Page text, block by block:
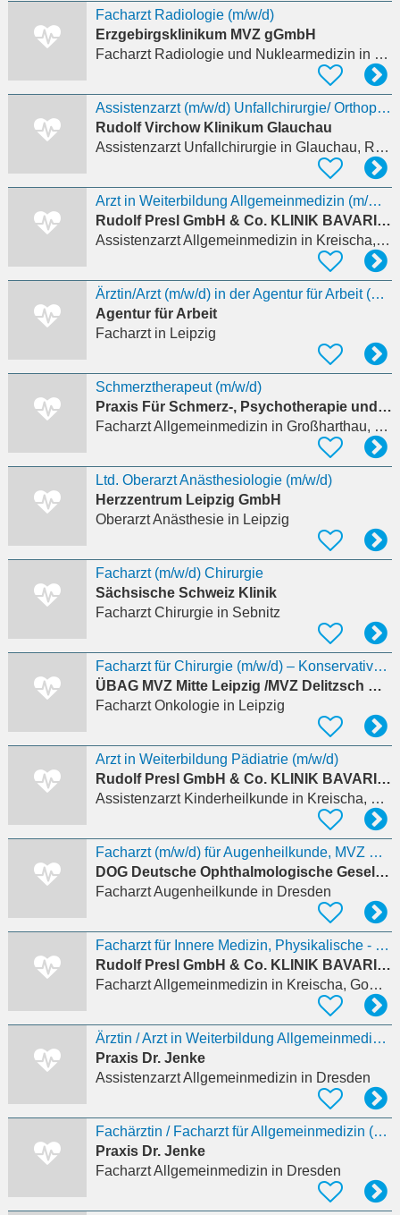
Facharzt Radiologie (m/w/d)
Erzgebirgsklinikum MVZ gGmbH
Facharzt Radiologie und Nuklearmedizin in Heidersdorf
Assistenzarzt (m/w/d) Unfallchirurgie/ Orthopädie – Klinik für Unfallchirurgie und Orthopädie
Rudolf Virchow Klinikum Glauchau
Assistenzarzt Unfallchirurgiein Glauchau, Rothenbach
Arzt in Weiterbildung Allgemeinmedizin (m/w/d)
Rudolf Presl GmbH & Co. KLINIK BAVARIA Rehabilitations KG
Assistenzarzt Allgemeinmedizin in Kreischa, Gombsen
Ärztin/Arzt (m/w/d) in der Agentur für Arbeit (Arbeitsort Dresden oder Leipzig)
Agentur für Arbeit
Facharztin Leipzig
Schmerztherapeut (m/w/d)
Praxis Für Schmerz-, Psychotherapie und Stressmedizin - Dr. Frank Hessler
Facharzt Allgemeinmedizin in Großharthau, Bühlau
Ltd. Oberarzt Anästhesiologie (m/w/d)
Herzzentrum Leipzig GmbH
Oberarzt Anästhesiein Leipzig
Facharzt (m/w/d) Chirurgie
Sächsische Schweiz Klinik
Facharzt Chirurgiein Sebnitz
Facharzt für Chirurgie (m/w/d) – Konservative Tätigkeit in der ambulanten Onkologie
ÜBAG MVZ Mitte Leipzig /MVZ Delitzsch GmbH
Facharzt Onkologiein Leipzig
Arzt in Weiterbildung Pädiatrie (m/w/d)
Rudolf Presl GmbH & Co. KLINIK BAVARIA Rehabilitations KG
Assistenzarzt Kinderheilkundein Kreischa, Gombsen
Facharzt (m/w/d) für Augenheilkunde, MVZ Hainichen und Dresden
DOG Deutsche Ophthalmologische Gesellschaft
Facharzt Augenheilkundein Dresden
Facharzt für Innere Medizin, Physikalische - oder Allgemeinmedizin (m/w/d)
Rudolf Presl GmbH & Co. KLINIK BAVARIA Rehabilitations KG
Facharzt Allgemeinmedizin in Kreischa, Gombsen
Ärztin / Arzt in Weiterbildung Allgemeinmedizin (m/w/d)
Praxis Dr. Jenke
Assistenzarzt Allgemeinmedizin in Dresden
Fachärztin / Facharzt für Allgemeinmedizin (m/w/d)
Praxis Dr. Jenke
Facharzt Allgemeinmedizin in Dresden